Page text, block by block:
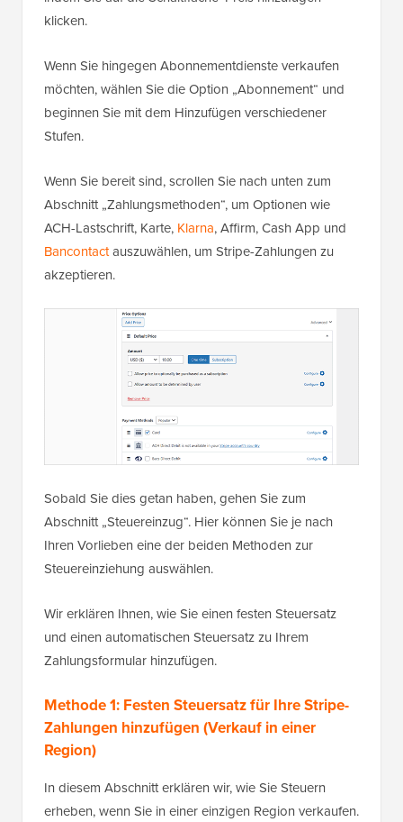
klicken.
Wenn Sie hingegen Abonnementdienste verkaufen
möchten, wählen Sie die Option „Abonnement“ und
beginnen Sie mit dem Hinzufügen verschiedener
Stufen.
Wenn Sie bereit sind, scrollen Sie nach unten zum
Abschnitt „Zahlungsmethoden“, um Optionen wie
ACH-Lastschrift, Karte, Klarna, Affirm, Cash App und
Bancontactauszuwählen, um Stripe-Zahlungen zu
akzeptieren.
Sobald Sie dies getan haben, gehen Sie zum
Abschnitt „Steuereinzug“. Hier können Sie je nach
Ihren Vorlieben eine der beiden Methoden zur
Steuereinziehung auswählen.
Wir erklären Ihnen, wie Sie einen festen Steuersatz
und einen automatischen Steuersatz zu Ihrem
Zahlungsformular hinzufügen.
Methode 1: Festen Steuersatz für Ihre Stripe-
Zahlungen hinzufügen (Verkauf in einer
Region)
In diesem Abschnitt erklären wir, wie Sie Steuern
erheben, wenn Sie in einer einzigen Region verkaufen.